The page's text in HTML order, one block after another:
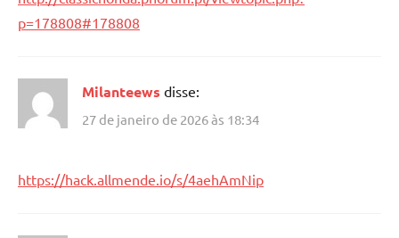
p=178808#178808
Milanteews disse:
27 de janeiro de 2026 às 18:34
https://hack.allmende.io/s/4aehAmNip